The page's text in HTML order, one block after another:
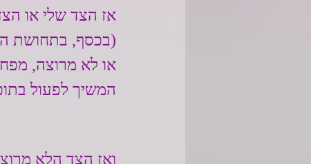
אז הצד שלי או
(בכסף, בתחושת
או לא מרוצה,
המשיך לפעול
ואז הצד הלא